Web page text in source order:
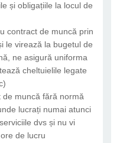
și obligațiile la locul de
contract de muncă prin
le virează la bugetul de
ne asigură uniforma
cheltuielile legate
de muncă fără normă
lucrați numai atunci
dvs și nu vi
de lucru